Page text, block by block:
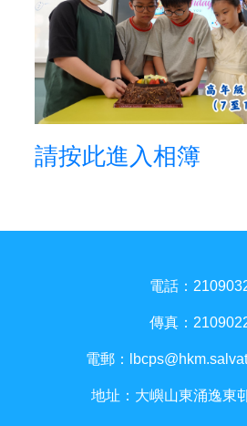
請按此進入相簿
電話：
傳真：
電郵：
地址：大嶼山東涌逸東